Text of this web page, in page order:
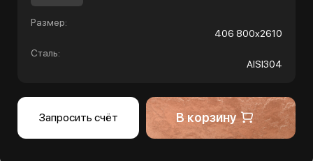
Размер:
406 800х2610
Сталь:
AISI304
Запросить счёт В корзину